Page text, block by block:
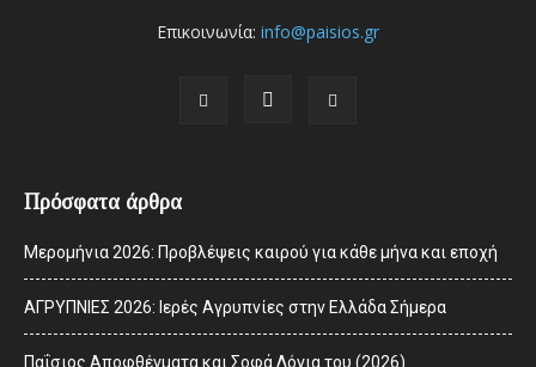
Επικοινωνία: info@paisios.gr
Πρόσφατα άρθρα
Μερομήνια 2026: Προβλέψεις καιρού για κάθε μήνα και εποχή
ΑΓΡΥΠΝΙΕΣ 2026: Ιερές Αγρυπνίες στην Ελλάδα Σήμερα
Παΐσιος Αποφθέγματα και Σοφά Λόγια του (2026)